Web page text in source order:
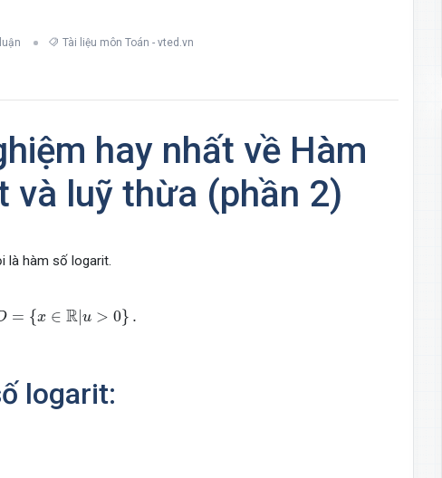
Tài liệu môn Toán - vted.vn
hay nhất về Hàm
và luỹ thừa (phần 2)
là hàm số logarit.
= {x ∈ R| u > 0} .
= ∈R |u >0}.
logarit: